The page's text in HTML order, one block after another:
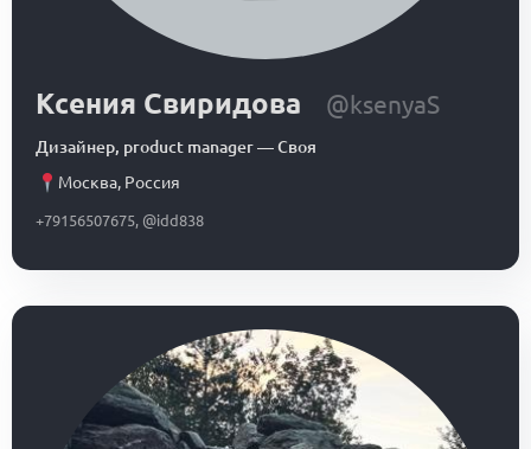
Ксения Свиридова @ksenyaS
Дизайнер, product manager—Своя
Москва, Россия
+79156507675, @idd838